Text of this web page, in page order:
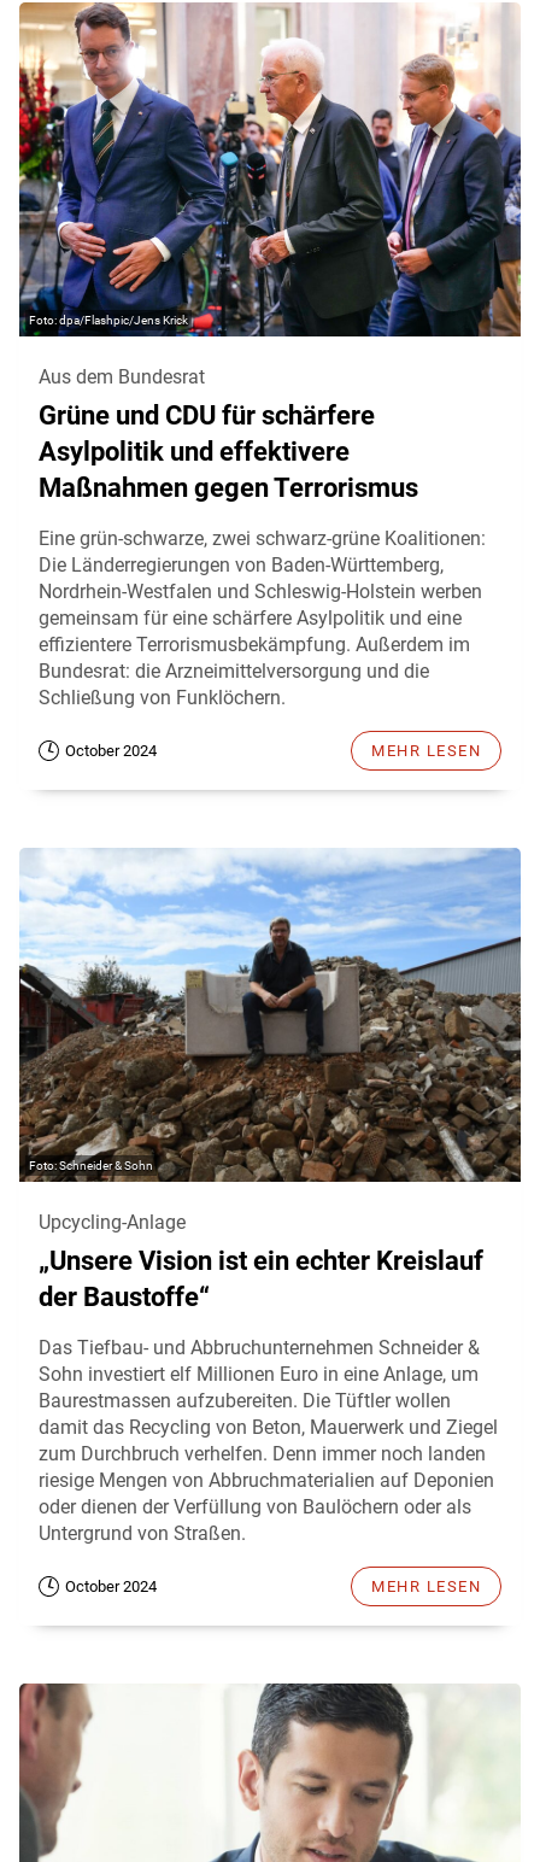
dpa/Flashpic/Jens Krick
Aus dem Bundesrat
Grüne und CDU für schärfere
Asylpolitik und effektivere
Maßnahmen gegen Terrorismus
Eine grün-schwarze, zwei schwarz-grüne Koalitionen:
Die Länderregierungen von Baden-Württemberg,
Nordrhein-Westfalen und Schleswig-Holstein werben
gemeinsam für eine schärfere Asylpolitik und eine
effizientere Terrorismusbekämpfung. Außerdem im
Bundesrat: die Arzneimittelversorgung und die
Schließung von Funklöchern.
October 2024 MEHR LESEN
Schneider & Sohn
Upcycling-Anlage
„Unsere Vision ist ein echter Kreislauf
der Baustoffe“
Das Tiefbau- und Abbruchunternehmen Schneider &
Sohn investiert elf Millionen Euro in eine Anlage, um
Baurestmassen aufzubereiten. Die Tüftler wollen
damit das Recycling von Beton, Mauerwerk und Ziegel
zum Durchbruch verhelfen. Denn immer noch landen
riesige Mengen von Abbruchmaterialien auf Deponien
oder dienen der Verfüllung von Baulöchern oder als
Untergrund von Straßen.
October 2024 MEHR LESEN